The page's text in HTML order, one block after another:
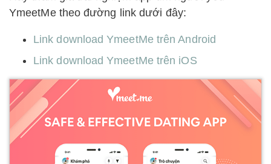
YmeetMe theo đường link dưới đây:
Link download YmeetMe trên Android
Link download YmeetMe trên iOS